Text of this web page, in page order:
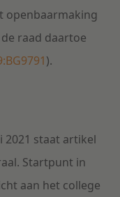
openbaarmaking
raad daartoe
).
2021 staat artikel
Startpunt in
aan het college